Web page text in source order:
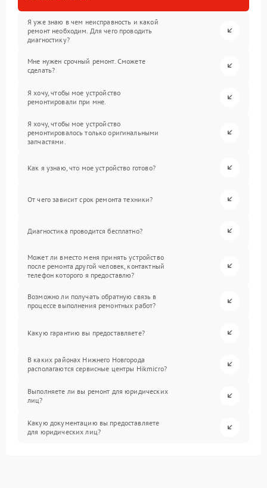
Я уже знаю в чем неисправность и какой
ремонт необходим. Для чего проводить
диагностику?
Мне нужен срочный ремонт. Сможете
сделать?
Я хочу, чтобы мое устройство
ремонтировали при мне.
Я хочу, чтобы мое устройство
ремонтировалось только оригинальными
запчастями.
Как я узнаю, что мое устройство готово?
От чего зависит срок ремонта техники?
Диагностика проводится бесплатно?
Может ли вместо меня принять устройство
после ремонта другой человек, контактный
телефон которого я предоставлю?
Возможно ли получать обратную связь в
процессе выполнения ремонтных работ?
Какую гарантию вы предоставляете?
В каких районах Нижнего Новгорода
располагаются сервисные центры Hikmicro?
Выполняете ли вы ремонт для юридических
лиц?
Какую документацию вы предоставляете
для юридических лиц?